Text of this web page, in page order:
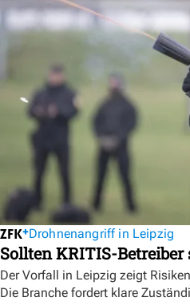
Drohnenangriff in Leipzig
Sollten KRITIS-
Der Vorfall in Leipzig zeigt
Die Branche fordert klare